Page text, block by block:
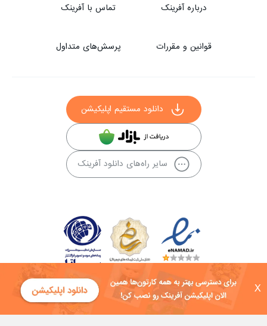
X
درباره آفرینک تماس با آفرینک
قوانین و مقررات پرسش‌های متداول
دانلود مستقیم اپلیکیشن
سایر راه‌های دانلود آفرینک
کلیه حقوق این سایت به شرکت توسعه فناوی هفت آسمان توکان تعلق دارد و